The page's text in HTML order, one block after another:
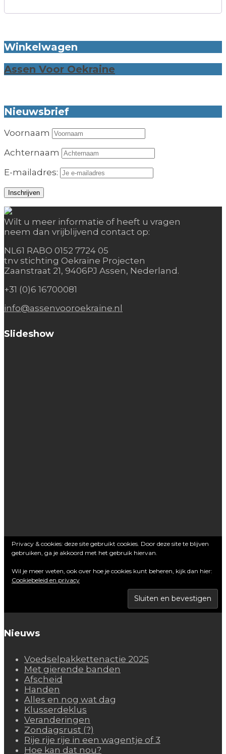
Winkelwagen
Assen Voor Oekraine
Nieuwsbrief
Voornaam
Achternaam
E-mailadres:
Wilt u meer informatie of heeft u vragen
neem dan vrijblijvend contact op:
NL61 RABO 0152 7724 05
tnv stichting Oekraine Projecten
Zaanstraat 21, 9406PJ Assen, Nederland.
+31 (0)6 16700081
info@assenvooroekraine.nl
Slideshow
Privacy & cookies: deze site gebruikt cookies. Door deze site te blijven
gebruiken, ga je akkoord met het gebruik hiervan.
Wil je meer weten, ook over hoe je cookies kunt beheren, kijk dan hier:
Cookiebeleid en privacy
Nieuws
Voedselpakkettenactie 2025
Met gierende banden
Afscheid
Handen
Alles en nog wat dag
Klusserdeklus
Veranderingen
Zondagsrust (?)
Rije rije rije in een wagentje of 3
Hoe kan dat nou?